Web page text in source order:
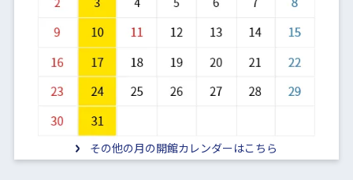
その他の月の開館カレンダーはこちら